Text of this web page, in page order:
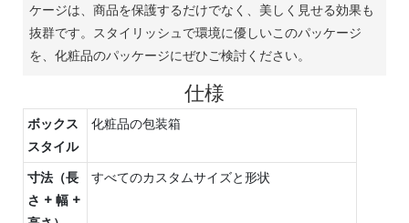
ケージは、商品を保護するだけでなく、美しく見せる効果も
抜群です。スタイリッシュで環境に優しいこのパッケージ
を、化粧品のパッケージにぜひご検討ください。
仕様
ボックス
スタイル
化粧品の包装箱
寸法（長
さ + 幅 +
すべてのカスタムサイズと形状